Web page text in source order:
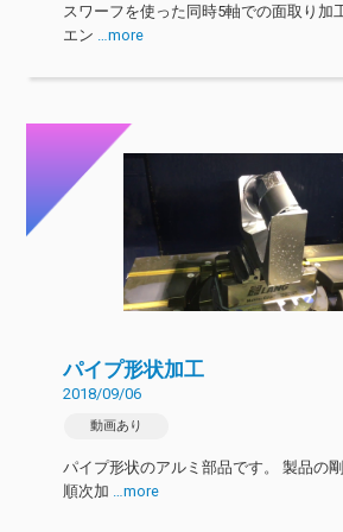
スワーフを使った同時5軸での面取り加
エン
…more
パイプ形状加工
2018/09/06
動画あり
パイプ形状のアルミ部品です。 製品の
順次加 …more